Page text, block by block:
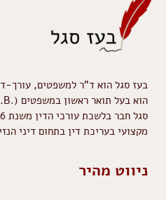
בעז סגל הוא ד"ר למשפטים, עורך-
מקצועי בעריכת דין בתחום דיני
ניווט מהיר